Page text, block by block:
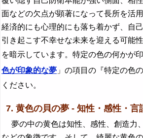
面などの欠点が顕著になって長所を活
経済的にも心理的にも落ち着かず、自
引き起こす不幸せな未来を迎える可能
を暗示しています。特定の色の何かが
色が印象的な夢 」の項目の『特定の色
ください。
7. 黄色の貝の夢 - 知性・感性・言
夢の中の黄色は知性、感性、創造力